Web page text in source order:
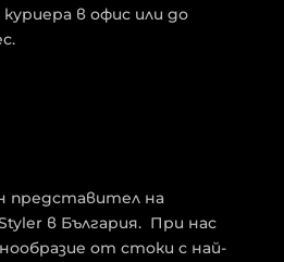
в офис или до
представител на
в България. При нас
от стоки с най-